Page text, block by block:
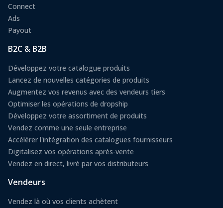
Connect
Ads
Payout
B2C & B2B
Développez votre catalogue produits
Lancez de nouvelles catégories de produits
Augmentez vos revenus avec des vendeurs tiers
Optimiser les opérations de dropship
Développez votre assortiment de produits
Vendez comme une seule entreprise
Accélérer l'intégration des catalogues fournisseurs
Digitalisez vos opérations après-vente
Vendez en direct, livré par vos distributeurs
Vendeurs
Vendez là où vos clients achètent